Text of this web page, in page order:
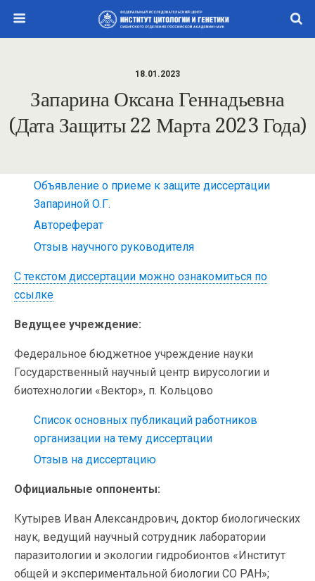
18.01.2023
Запарина Оксана Геннадьевна
(дата Защиты 22 Марта 2023 Года)
Объявление о приеме к защите диссертации
Запариной О.Г.
Автореферат
Отзыв научного руководителя
С текстом диссертации можно ознакомиться по
ссылке
Ведущее учреждение:
Федеральное бюджетное учреждение науки
Государственный научный центр вирусологии и
биотехнологии «Вектор», п. Кольцово
Список основных публикаций работников
организации на тему диссертации
Отзыв на диссертацию
Официальные оппоненты:
Кутырев Иван Александрович, доктор биологических
наук, ведущий научный сотрудник лаборатории
паразитологии и экологии гидробионтов «Институт
общей и экспериментальной биологии СО РАН»;